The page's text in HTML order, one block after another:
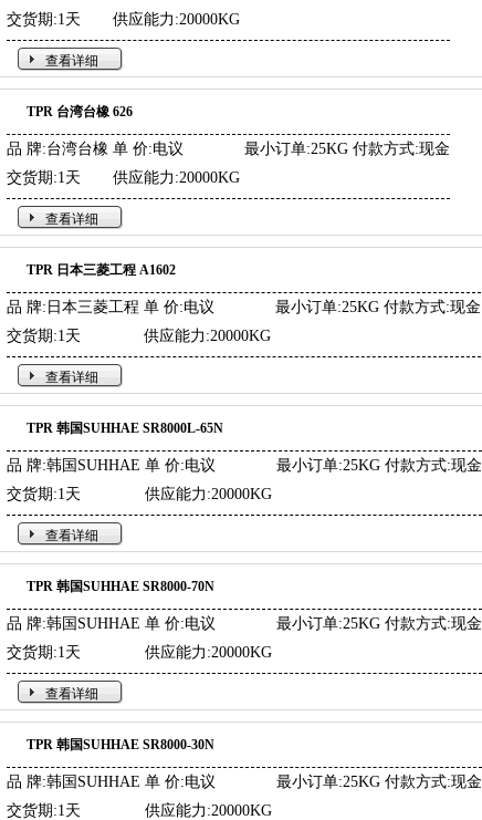
交货期:1天
供应能力:20000KG
查看详细
TPR 台湾台橡 626
品 牌:台湾台橡 单 价:电议 最小订单:25KG 付款方式:现金
交货期:1天
供应能力:20000KG
查看详细
TPR 日本三菱工程 A1602
品 牌:日本三菱工程 单 价:电议 最小订单:25KG 付款方式:现金
交货期:1天
供应能力:20000KG
查看详细
TPR 韩国SUHHAE SR8000L-65N
品 牌:韩国SUHHAE 单 价:电议 最小订单:25KG 付款方式:现金
交货期:1天
供应能力:20000KG
查看详细
TPR 韩国SUHHAE SR8000-70N
品 牌:韩国SUHHAE 单 价:电议 最小订单:25KG 付款方式:现金
交货期:1天
供应能力:20000KG
查看详细
TPR 韩国SUHHAE SR8000-30N
品 牌:韩国SUHHAE 单 价:电议 最小订单:25KG 付款方式:现金
交货期:1天
供应能力:20000KG